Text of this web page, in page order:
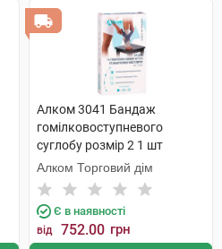
Алком 3041 Бандаж
гомілковоступневого
суглобу розмір 2 1 шт
Алком Торговий дім
Є в наявності
від 752.00 грн